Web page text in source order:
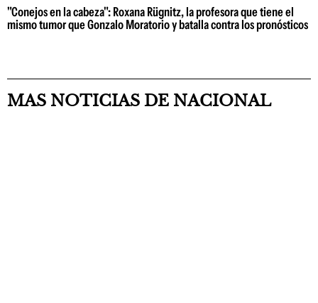
"Conejos en la cabeza": Roxana Rügnitz, la profesora que tiene el
mismo tumor que Gonzalo Moratorio y batalla contra los pronósticos
MAS NOTICIAS DE NACIONAL